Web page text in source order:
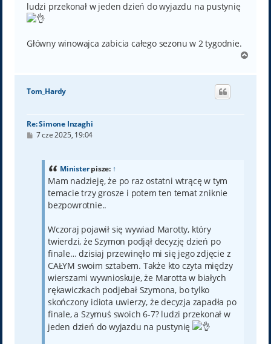
ludzi przekonał w jeden dzień do wyjazdu na pustynię
Główny winowajca zabicia całego sezonu w 2 tygodnie.
g
Tom_Hardy
Re: Simone Inzaghi
P7 cze 2025, 19:04
Ministerpisze: ↑
Mam nadzieję, że po raz ostatni wtrącę w tym
temacie trzy grosze i potem ten temat zniknie
bezpowrotnie..
Wczoraj pojawił się wywiad Marotty, który
twierdzi, że Szymon podjął decyzję dzień po
finale… dzisiaj przewinęło mi się jego zdjęcie z
CAŁYM swoim sztabem. Także kto czyta między
wierszami wywnioskuje, że Marotta w białych
rękawiczkach podjebał Szymona, bo tylko
skończony idiota uwierzy, że decyzja zapadła po
finale, a Szymuś swoich 6-7? ludzi przekonał w
jeden dzień do wyjazdu na pustynię